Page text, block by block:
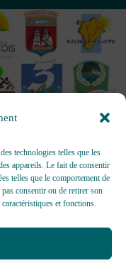
technologies telles que les
appareils. Le fait de consentir
telles que le comportement de
consentir ou de retirer son
et fonctions.
activités d’accueil,
de création et gestion